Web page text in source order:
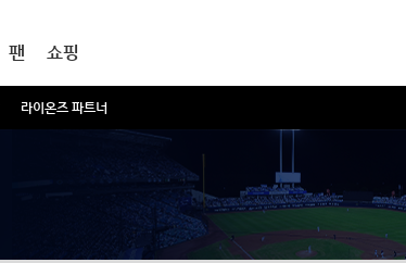
라이온즈 파트너
팬 쇼핑